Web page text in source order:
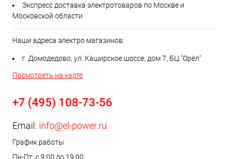
Экспресс доставка электротоваров по Москве и
Московской области
Наши адреса электро магазинов:
г. Домодедово, ул. Каширское шоссе, дом 7, БЦ "Орёл"
Посмотреть на карте
+7 (495) 108-73-56
Email: info@el-power.ru
График работы
Пн-Пт: с 9:00 до 19:00